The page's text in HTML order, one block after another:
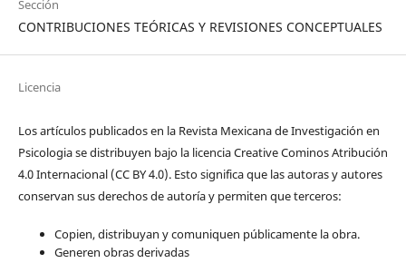
Sección
CONTRIBUCIONES TEÓRICAS Y REVISIONES CONCEPTUALES
Licencia
Los artículos publicados en la Revista Mexicana de Investigación en
Psicologia se distribuyen bajo la licencia Creative Cominos Atribución
4.0 Internacional (CC BY 4.0). Esto significa que las autoras y autores
conservan sus derechos de autoría y permiten que terceros:
Copien, distribuyan y comuniquen públicamente la obra.
Generen obras derivadas